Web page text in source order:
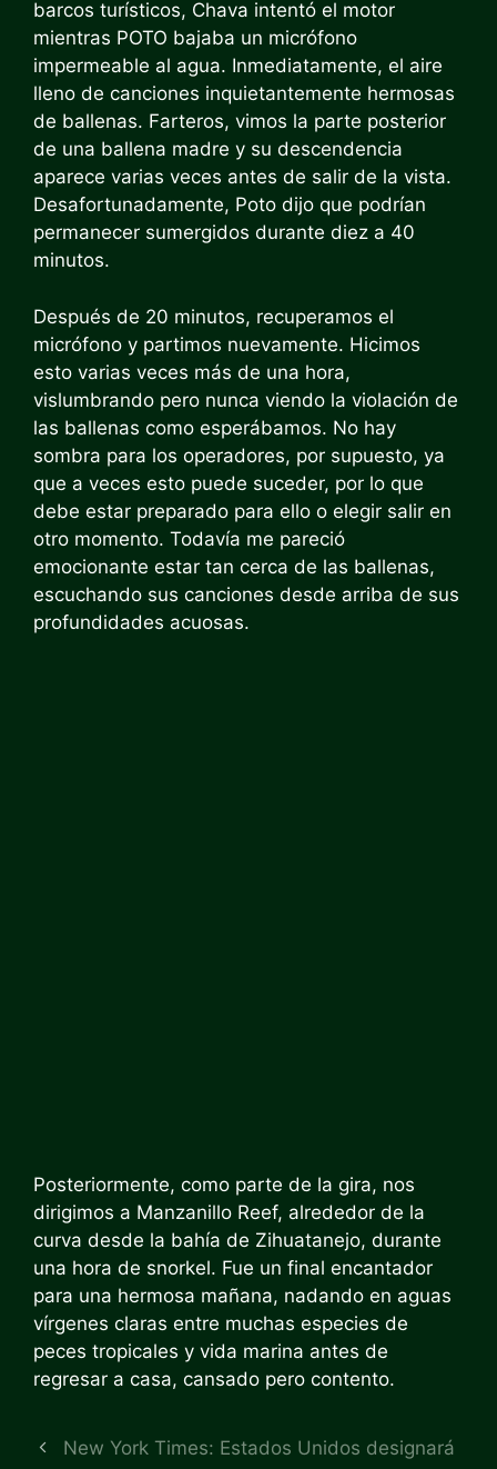
barcos turísticos, Chava intentó el motor
mientras POTO bajaba un micrófono
impermeable al agua. Inmediatamente, el aire
lleno de canciones inquietantemente hermosas
de ballenas. Farteros, vimos la parte posterior
de una ballena madre y su descendencia
aparece varias veces antes de salir de la vista.
Desafortunadamente, Poto dijo que podrían
permanecer sumergidos durante diez a 40
minutos.
Después de 20 minutos, recuperamos el
micrófono y partimos nuevamente. Hicimos
esto varias veces más de una hora,
vislumbrando pero nunca viendo la violación de
las ballenas como esperábamos. No hay
sombra para los operadores, por supuesto, ya
que a veces esto puede suceder, por lo que
debe estar preparado para ello o elegir salir en
otro momento. Todavía me pareció
emocionante estar tan cerca de las ballenas,
escuchando sus canciones desde arriba de sus
profundidades acuosas.
Posteriormente, como parte de la gira, nos
dirigimos a Manzanillo Reef, alrededor de la
curva desde la bahía de Zihuatanejo, durante
una hora de snorkel. Fue un final encantador
para una hermosa mañana, nadando en aguas
vírgenes claras entre muchas especies de
peces tropicales y vida marina antes de
regresar a casa, cansado pero contento.
New York Times: Estados Unidos designará